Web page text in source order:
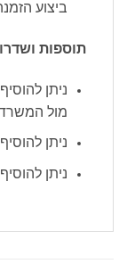
ביצוע
תוספות
ניתן
מול
ניתן
ניתן